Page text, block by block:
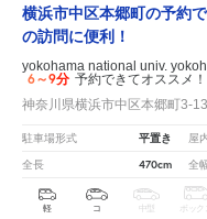
横浜市中区本郷町の予約
の訪問に便利！
yokohama national univ.
6～9分 予約できてオススメ！
神奈川県横浜市中区本郷町3-
駐車場形式 平置き 屋
全長 470cm 全
軽 コ 中型 ボック